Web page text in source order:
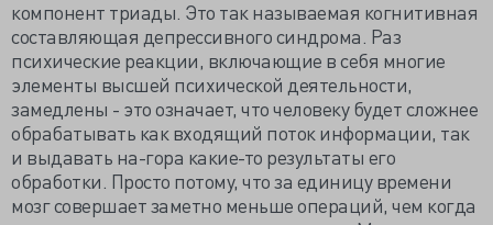
компонент триады. Это так называемая когнитивная
составляющая депрессивного синдрома. Раз
психические реакции, включающие в себя многие
элементы высшей психической деятельности,
замедлены - это означает, что человеку будет сложнее
обрабатывать как входящий поток информации, так
и выдавать на-гора какие-то результаты его
обработки. Просто потому, что за единицу времени
мозг совершает заметно меньше операций, чем когда